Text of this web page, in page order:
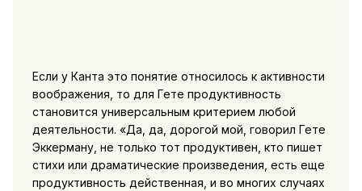
Если у Канта это понятие относилось к активности
воображения, то для Гете продуктивность
становится универсальным критерием любой
деятельности. «Да, да, дорогой мой, говорил Гете
Эккерману, не только тот продуктивен, кто пишет
стихи или драматические произведения, есть еще
продуктивность действенная, и во многих случаях